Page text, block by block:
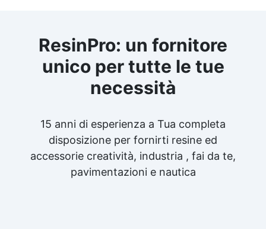
ResinPro: un fornitore
unico per tutte le tue
necessità
15 anni di esperienza a Tua completa
disposizione per fornirti resine ed
accessorie creatività, industria , fai da te,
pavimentazioni e nautica